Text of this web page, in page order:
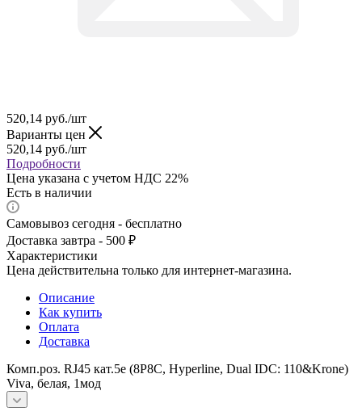
520,14 руб./шт
Варианты цен
520,14 руб./шт
Подробности
Цена указана с учетом НДС 22%
Есть в наличии
Самовывоз сегодня - бесплатно
Доставка завтра - 500 ₽
Характеристики
Цена действительна только для интернет-магазина.
Описание
Как купить
Оплата
Доставка
Комп.роз. RJ45 кат.5e (8P8C, Hyperline, Dual IDC: 110&Krone)
Viva, белая, 1мод